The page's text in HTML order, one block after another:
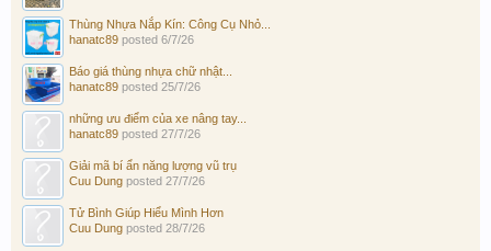
Thùng Nhựa Nắp Kín: Công Cụ Nhỏ...
hanatc89 posted 6/7/26
Báo giá thùng nhựa chữ nhật...
hanatc89 posted 25/7/26
những ưu điểm của xe nâng tay...
hanatc89 posted 27/7/26
Giải mã bí ẩn năng lượng vũ trụ
Cuu Dung posted 27/7/26
Tử Bình Giúp Hiểu Mình Hơn
Cuu Dung posted 28/7/26